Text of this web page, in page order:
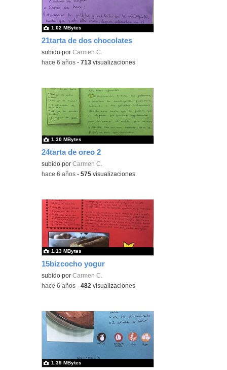
21tarta de dos chocolates
subido porCarmen C.
1.02 MBytes
-hace 6 años -713 visualizaciones
24tarta de oreo 2
subido porCarmen C.
1.30 MBytes
-hace 6 años -575 visualizaciones
15bizcocho yogur
subido porCarmen C.
1.13 MBytes
-hace 6 años -482 visualizaciones
1.39 MBytes